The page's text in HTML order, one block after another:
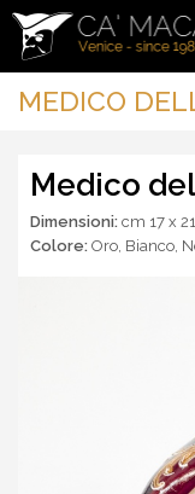
MEDICO
Medico
Dimensioni: cm 17 x
Colore: Oro, Bianco,